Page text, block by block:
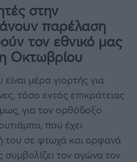
στην
παρέλαση
τον εθνικό μας
Οκτωβρίου
μέρα γιορτής για
τόσο εντός επικράτειας
για τον ορθόδοξο
που έχει
του σε φτωχά και ορφανά
συμβολίζει τον αγώνα τον